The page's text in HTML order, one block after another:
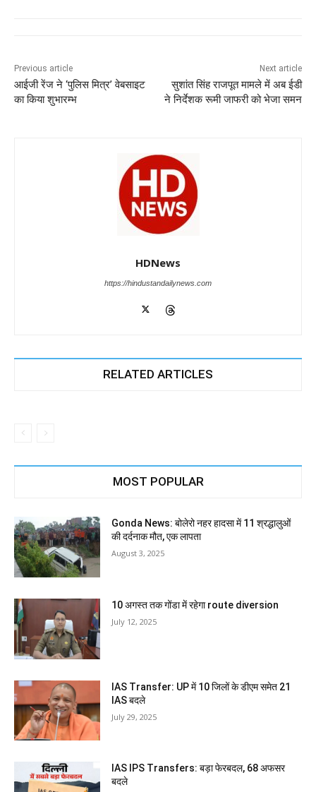
o
o
p
p
n
m
er
Previous article
आईजी रेंज ने ‘पुलिस मित्र’ वेबसाइट
का किया शुभारम्भ
Next article
सुशांत सिंह राजपूत मामले में अब ईडी
ने निर्देशक रूमी जाफरी को भेजा समन
HDNews
https://hindustandailynews.com
RELATED ARTICLES
MOST POPULAR
Gonda News: बोलेरो नहर हादसा में 11 श्रद्धालुओं
की दर्दनाक मौत, एक लापता
August 3, 2025
10 अगस्त तक गोंडा में रहेगा route diversion
July 12, 2025
IAS Transfer: UP में 10 जिलों के डीएम समेत 21
IAS बदले
July 29, 2025
IAS IPS Transfers: बड़ा फेरबदल, 68 अफसर
बदले